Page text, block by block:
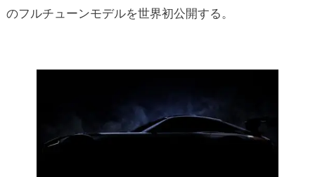
のフルチューンモデルを世界初公開する。